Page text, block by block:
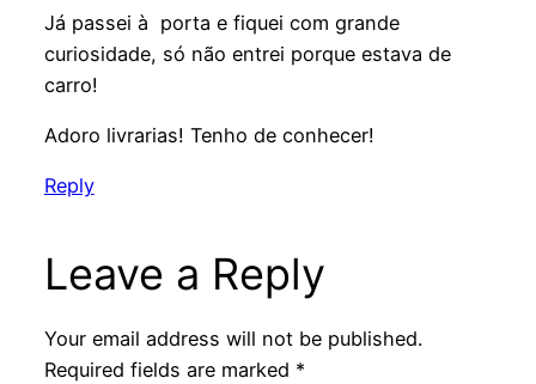
Já passei à porta e fiquei com grande
curiosidade, só não entrei porque estava de
carro!
Adoro livrarias! Tenho de conhecer!
Reply
Leave a Reply
Your email address will not be published.
Required fields are marked *